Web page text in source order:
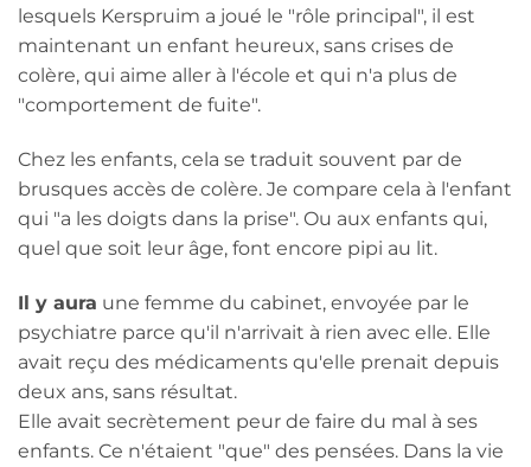
lesquels Kerspruim a joué le "rôle principal", il est
maintenant un enfant heureux, sans crises de
colère, qui aime aller à l'école et qui n'a plus de
"comportement de fuite".
Chez les enfants, cela se traduit souvent par de
brusques accès de colère. Je compare cela à l'enfant
qui "a les doigts dans la prise". Ou aux enfants qui,
quel que soit leur âge, font encore pipi au lit.
Il y aura une femme du cabinet, envoyée par le
psychiatre parce qu'il n'arrivait à rien avec elle. Elle
avait reçu des médicaments qu'elle prenait depuis
deux ans, sans résultat.
Elle avait secrètement peur de faire du mal à ses
enfants. Ce n'étaient "que" des pensées. Dans la vie